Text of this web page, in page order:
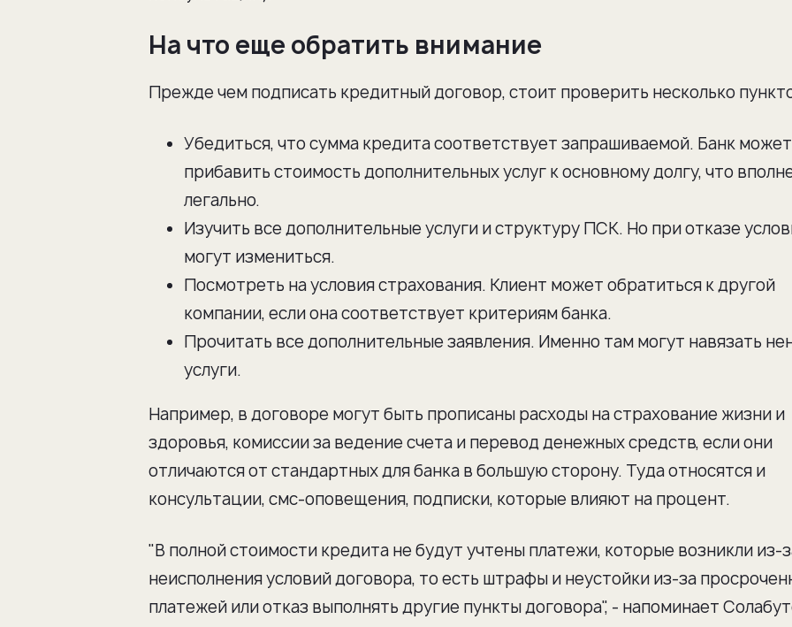
На что еще обратить внимание
Прежде чем подписать кредитный договор, стоит проверить несколько
Убедиться, что сумма кредита соответствует запрашиваемой. Банк может
прибавить стоимость дополнительных услуг к основному долгу, что
легально.
Изучить все дополнительные услуги и структуру ПСК. Но при отказе
могут измениться.
Посмотреть на условия страхования. Клиент может обратиться к другой
компании, если она соответствует критериям банка.
Прочитать все дополнительные заявления. Именно там могут навязать
услуги.
Например, в договоре могут быть прописаны расходы на страхование жизни и
здоровья, комиссии за ведение счета и перевод денежных средств, если они
отличаются от стандартных для банка в большую сторону. Туда относятся и
консультации, смс-оповещения, подписки, которые влияют на процент.
"В полной стоимости кредита не будут учтены платежи, которые возникли из-
неисполнения условий договора, то есть штрафы и неустойки из-за
платежей или отказ выполнять другие пункты договора", - напоминает